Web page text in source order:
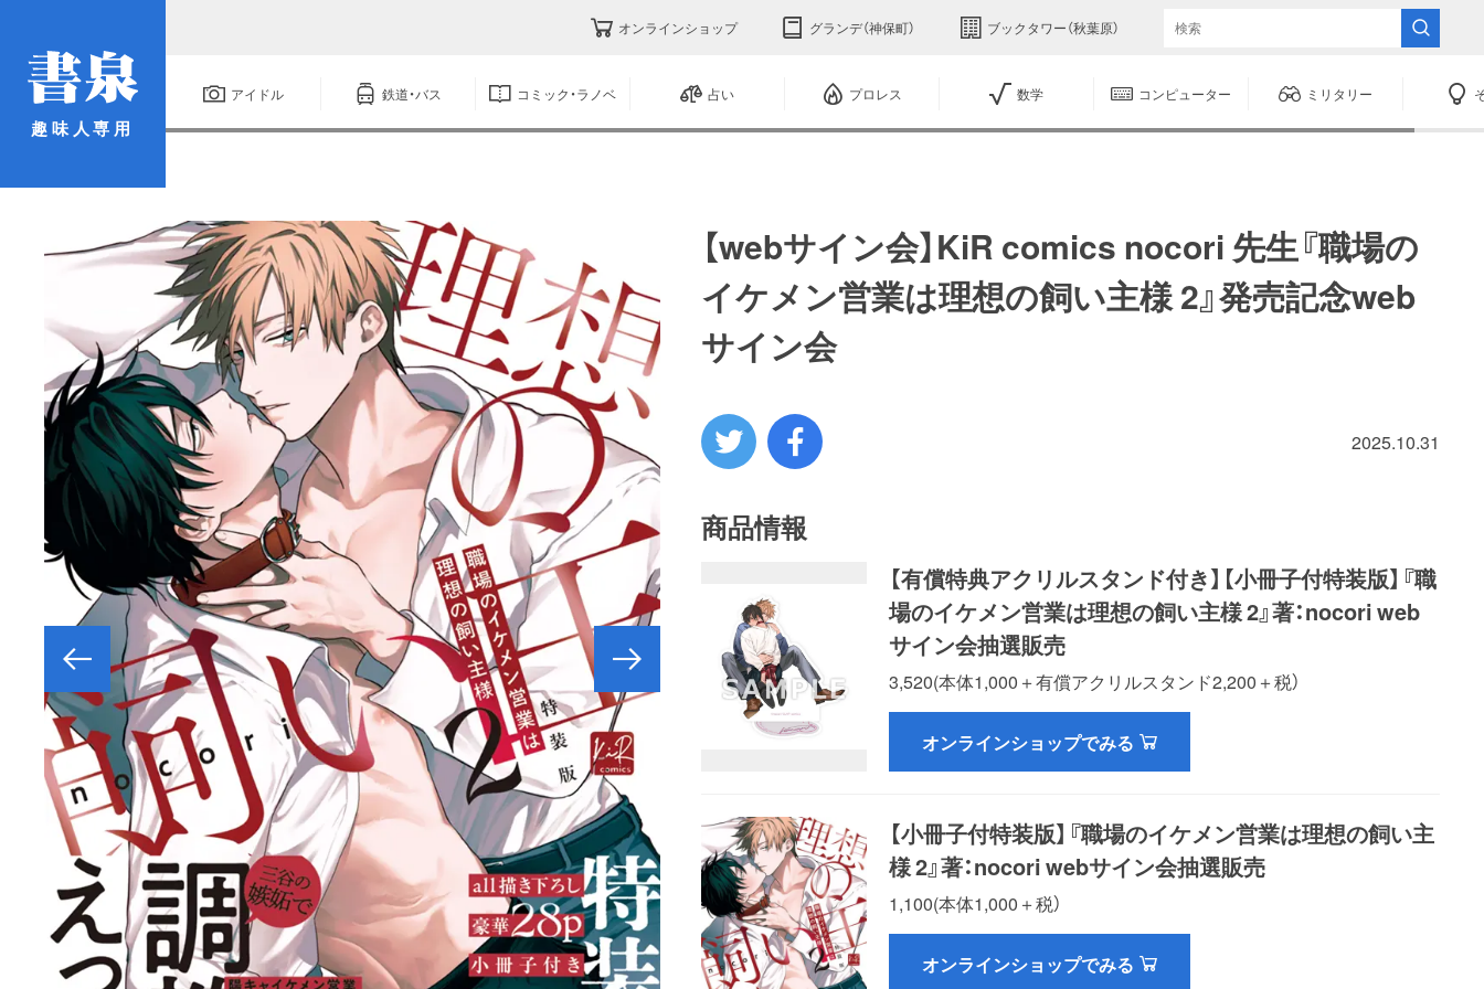
趣味人専用
オンラインショップ グランデ（神保町） ブックタワー（秋葉原）
アイドル 鉄道・バス コミック・ラノベ 占い プロレス 数学 コンピューター ミリタリー
【webサイン会】KiR comics nocori 先生『職場の
イケメン営業は理想の飼い主様 2』発売記念web
サイン会
2025.10.31
商品情報
【有償特典アクリルスタンド付き】【小冊子付特装版】『職
場のイケメン営業は理想の飼い主様 2』著：nocori web
サイン会抽選販売
3,520(本体1,000＋有償アクリルスタンド2,200＋税）
オンラインショップでみる
【小冊子付特装版】『職場のイケメン営業は理想の飼い主
様 2』著：nocori webサイン会抽選販売
1,100(本体1,000＋税）
オンラインショップでみる